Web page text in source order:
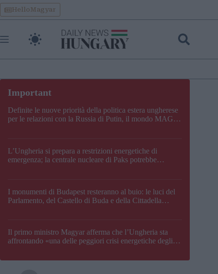
Skip
to
content
HelloMagyar
Definite le nuove priorità della politica estera ungherese
per le relazioni con la Russia di Putin, il mondo MAGA,
L’Ungheria si prepara a restrizioni energetiche di
emergenza; la centrale nucleare di Paks potrebbe
I monumenti di Budapest resteranno al buio: le luci del
Parlamento, del Castello di Buda e della Cittadella
Il primo ministro Magyar afferma che l’Ungheria sta
affrontando «una delle peggiori crisi energetiche degli